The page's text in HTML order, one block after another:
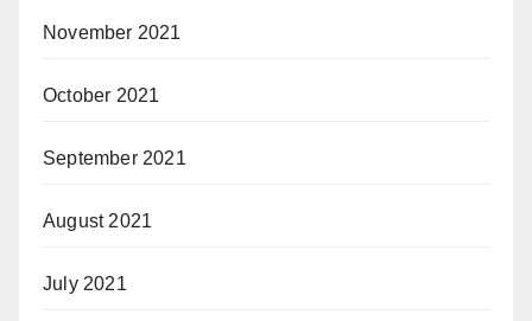
November 2021
October 2021
September 2021
August 2021
July 2021